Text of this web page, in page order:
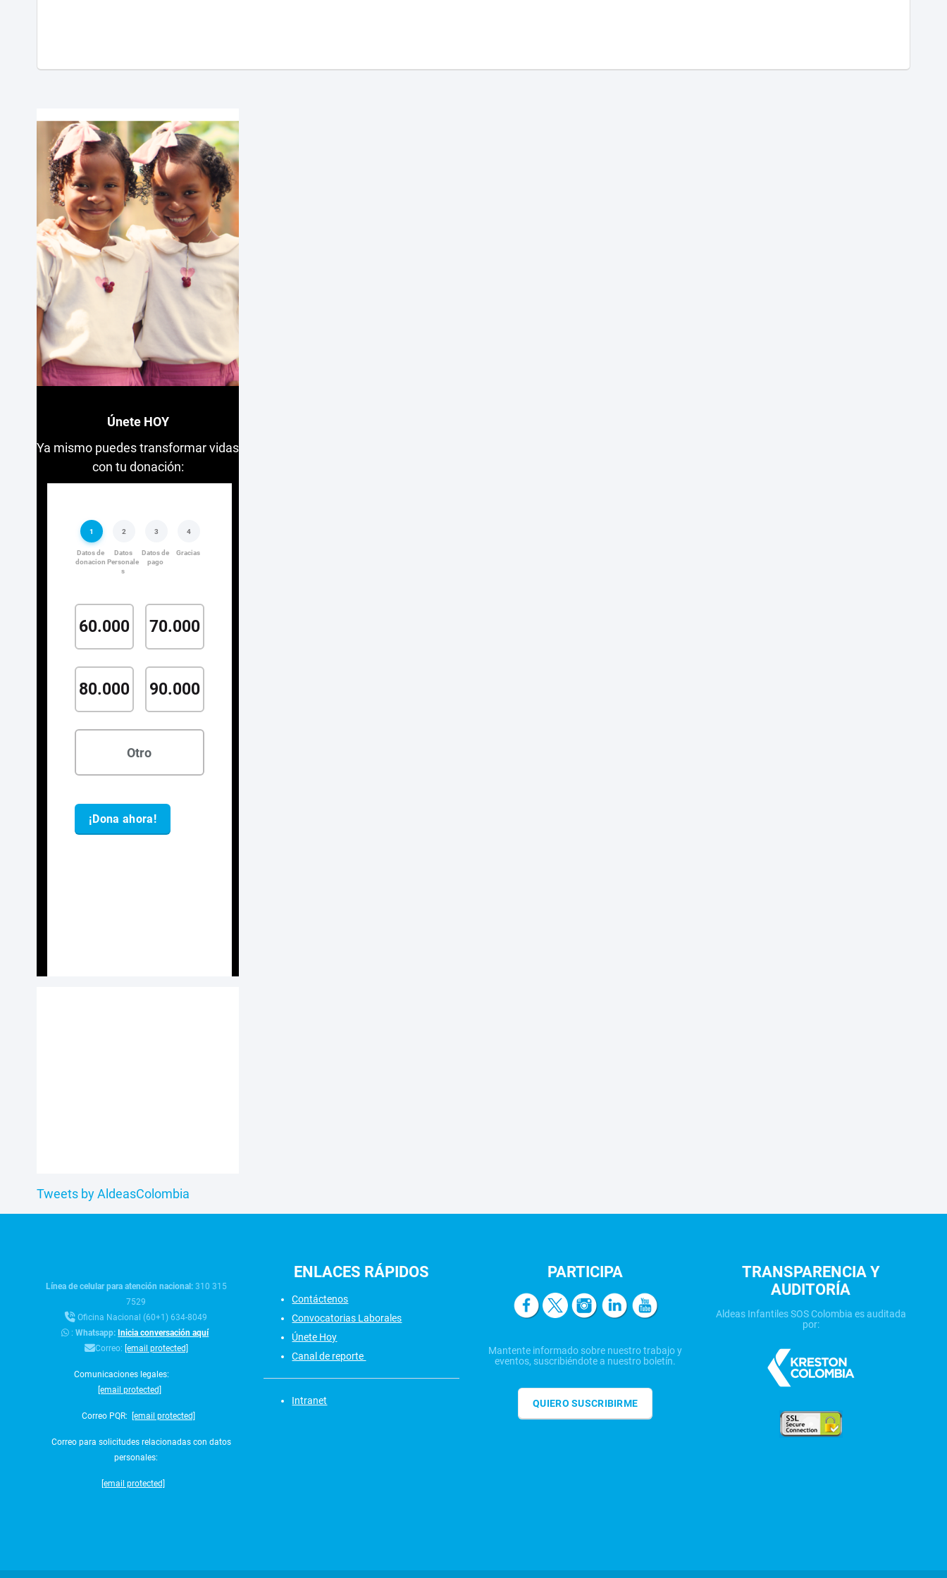
Únete HOY
Ya mismo puedes transformar vidas
con tu donación:
Tweets by AldeasColombia
Línea de celular para atención nacional: 310 315
7529
Oficina Nacional (60+1) 634-8049
:Whatsapp: Inicia conversación aquí
Correo: [email protected]
Comunicaciones legales:
[email protected]
Correo PQR: [email protected]
Correo para solicitudes relacionadas con datos
personales:
[email protected]
ENLACES RÁPIDOS
Contáctenos
Convocatorias Laborales
Únete Hoy
Canal de reporte
Intranet
PARTICIPA
Mantente informado sobre nuestro trabajo y
eventos, suscribiéndote a nuestro boletín.
QUIERO SUSCRIBIRME
TRANSPARENCIA Y
AUDITORÍA
Aldeas Infantiles SOS Colombia es auditada
por: